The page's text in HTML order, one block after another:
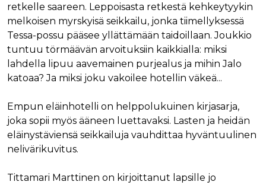
retkelle saareen. Leppoisasta retkestä kehkeytyykin
melkoisen myrskyisä seikkailu, jonka tiimellyksessä
Tessa-possu pääsee yllättämään taidoillaan. Joukkio
tuntuu törmäävän arvoituksiin kaikkialla: miksi
lahdella lipuu aavemainen purjealus ja mihin Jalo
katoaa? Ja miksi joku vakoilee hotellin väkeä...
Empun eläinhotelli on helppolukuinen kirjasarja,
joka sopii myös ääneen luettavaksi. Lasten ja heidän
eläinystäviensä seikkailuja vauhdittaa hyväntuulinen
nelivärikuvitus.
Tittamari Marttinen on kirjoittanut lapsille jo